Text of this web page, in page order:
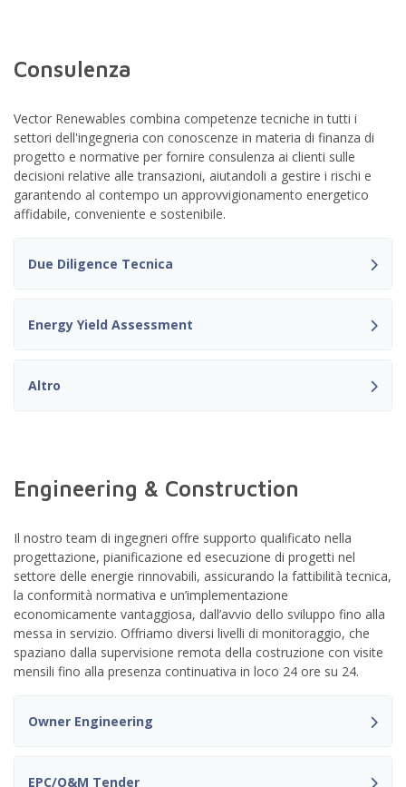
Consulenza
Vector Renewables combina competenze tecniche in tutti i
settori dell'ingegneria con conoscenze in materia di finanza di
progetto e normative per fornire consulenza ai clienti sulle
decisioni relative alle transazioni, aiutandoli a gestire i rischi e
garantendo al contempo un approvvigionamento energetico
affidabile, conveniente e sostenibile.
Due Diligence Tecnica
Energy Yield Assessment
Altro
Engineering & Construction
Il nostro team di ingegneri offre supporto qualificato nella
progettazione, pianificazione ed esecuzione di progetti nel
settore delle energie rinnovabili, assicurando la fattibilità tecnica,
la conformità normativa e un’implementazione
economicamente vantaggiosa, dall’avvio dello sviluppo fino alla
messa in servizio. Offriamo diversi livelli di monitoraggio, che
spaziano dalla supervisione remota della costruzione con visite
mensili fino alla presenza continuativa in loco 24 ore su 24.
Owner Engineering
EPC/O&M Tender